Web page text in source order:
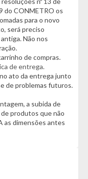
(dependendo do
vidro ou espelho
a troca é de até 7
do CONMETRO os
para o novo
será preciso
Não nos
de compras.
de entrega.
ato da entrega junto
de problemas futuros.
a subida de
produtos que não
as dimensões antes